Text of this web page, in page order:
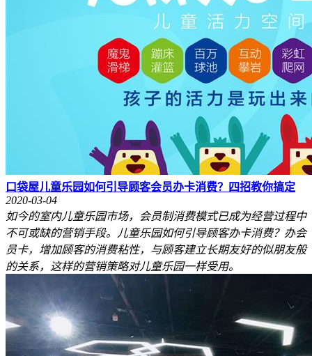
口袋屋儿童乐园如何引导顾客会员办卡消费？四招教你搞定
2020-03-04
如今的室内儿童乐园市场，会员制消费模式已成为经营过程中
不可或缺的营销手段。儿童乐园如何引导顾客办卡消费？办会
员卡，增加顾客的消费粘性，与顾客建立长期友好的似朋友般
的关系，这样的营销策略对儿童乐园一样受用。